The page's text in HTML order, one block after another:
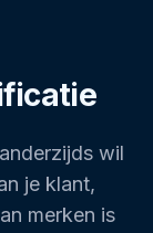
wil
je klant,
merken is